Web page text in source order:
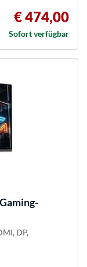
€ 474,00
Sofort verfügbar
DP,